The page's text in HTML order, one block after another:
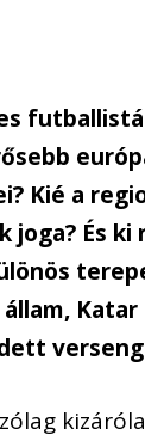
Kié a
És ki
Katar
kizáróla